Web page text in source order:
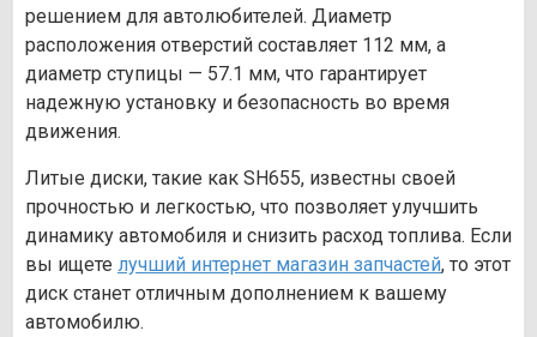
решением для автолюбителей. Диаметр
расположения отверстий составляет 112 мм, а
диаметр ступицы — 57.1 мм, что гарантирует
надежную установку и безопасность во время
движения.
Литые диски, такие как SH655, известны своей
прочностью и легкостью, что позволяет улучшить
динамику автомобиля и снизить расход топлива. Если
вы ищете лучший интернет магазин запчастей, то этот
диск станет отличным дополнением к вашему
автомобилю.